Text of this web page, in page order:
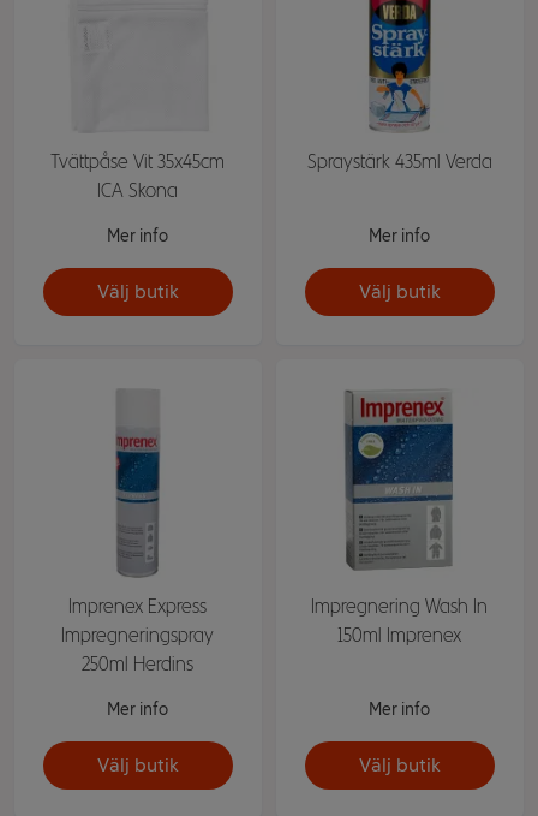
Tvättpåse Vit 35x45cm
ICA Skona
Mer info
Välj butik
Spraystärk 435ml Verda
Mer info
Välj butik
Imprenex Express
Impregneringspray
250ml Herdins
Mer info
Välj butik
Impregnering Wash In
150ml Imprenex
Mer info
Välj butik